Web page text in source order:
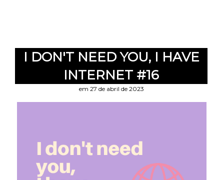
I DON'T NEED YOU, I HAVE
INTERNET #16
em 27 de abril de 2023